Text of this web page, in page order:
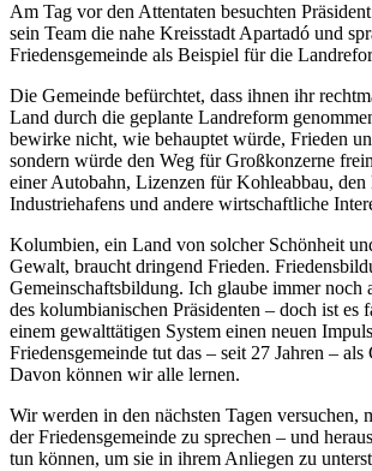
Am Tag vor den Attentaten besuchten
sein Team die nahe Kreisstadt Apartadó und
Friedensgemeinde als Beispiel für die
Die Gemeinde befürchtet, dass ihnen ihr
Land durch die geplante Landreform
bewirke nicht, wie behauptet würde, Frieden
sondern würde den Weg für Großkonzerne
einer Autobahn, Lizenzen für Kohleabbau, den
Industriehafens und andere wirtschaftliche
Kolumbien, ein Land von solcher Schönheit
Gewalt, braucht dringend Frieden.
Gemeinschaftsbildung. Ich glaube immer noch
des kolumbianischen Präsidenten – doch ist es
einem gewalttätigen System einen neuen
Friedensgemeinde tut das – seit 27 Jahren – als
Davon können wir alle lernen.
Wir werden in den nächsten Tagen versuchen,
der Friedensgemeinde zu sprechen – und
tun können, um sie in ihrem Anliegen zu